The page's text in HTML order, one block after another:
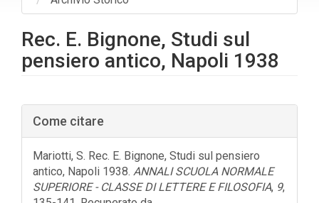
Rec. E. Bignone, Studi sul
pensiero antico, Napoli 1938
Barra
laterale
dell'articolo
Come citare
Mariotti, S. Rec. E. Bignone, Studi sul pensiero
antico, Napoli 1938. ANNALI SCUOLA NORMALE
SUPERIORE - CLASSE DI LETTERE E FILOSOFIA, 9,